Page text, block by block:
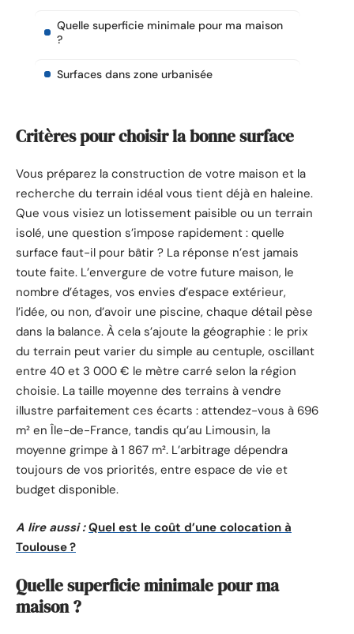
Quelle superficie minimale pour ma maison
?
Surfaces dans zone urbanisée
Critères pour choisir la bonne surface
Vous préparez la construction de votre maison et la
recherche du terrain idéal vous tient déjà en haleine.
Que vous visiez un lotissement paisible ou un terrain
isolé, une question s’impose rapidement : quelle
surface faut-il pour bâtir ? La réponse n’est jamais
toute faite. L’envergure de votre future maison, le
nombre d’étages, vos envies d’espace extérieur,
l’idée, ou non, d’avoir une piscine, chaque détail pèse
dans la balance. À cela s’ajoute la géographie : le prix
du terrain peut varier du simple au centuple, oscillant
entre 40 et 3 000 € le mètre carré selon la région
choisie. La taille moyenne des terrains à vendre
illustre parfaitement ces écarts : attendez-vous à 696
m² en Île-de-France, tandis qu’au Limousin, la
moyenne grimpe à 1 867 m². L’arbitrage dépendra
toujours de vos priorités, entre espace de vie et
budget disponible.
A lire aussi : Quel est le coût d’une colocation à
Toulouse ?
Quelle superficie minimale pour ma
maison ?